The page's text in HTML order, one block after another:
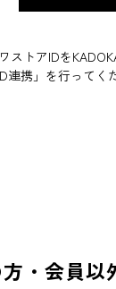
ストアIDを
連携」を行ってく
・会員以